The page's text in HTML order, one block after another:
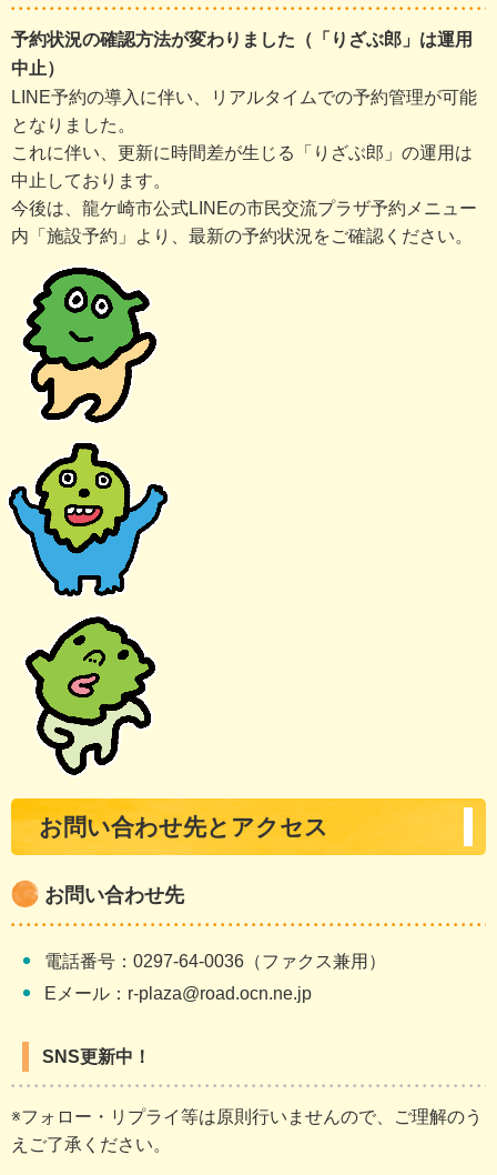
予約状況の確認方法が変わりました（「りざぶ郎」は運用
中止）
LINE予約の導入に伴い、リアルタイムでの予約管理が可能
となりました。
これに伴い、更新に時間差が生じる「りざぶ郎」の運用は
中止しております。
今後は、龍ケ崎市公式LINEの市民交流プラザ予約メニュー
内「施設予約」より、最新の予約状況をご確認ください。
お問い合わせ先とアクセス
お問い合わせ先
電話番号：0297-64-0036（ファクス兼用）
Eメール：r-plaza@road.ocn.ne.jp
SNS更新中！
※フォロー・リプライ等は原則行いませんので、ご理解のう
えご了承ください。